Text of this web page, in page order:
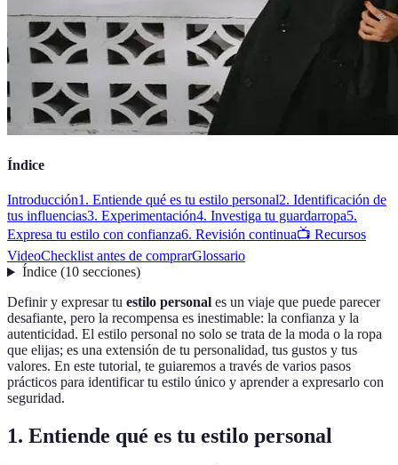
Índice
Introducción1. Entiende qué es tu estilo personal2. Identificación de
tus influencias3. Experimentación4. Investiga tu guardarropa5.
Expresa tu estilo con confianza6. Revisión continua📺 Recursos
VideoChecklist antes de comprarGlossario
Índice(10 secciones)
Definir y expresar tu estilo personal es un viaje que puede parecer
desafiante, pero la recompensa es inestimable: la confianza y la
autenticidad. El estilo personal no solo se trata de la moda o la ropa
que elijas; es una extensión de tu personalidad, tus gustos y tus
valores. En este tutorial, te guiaremos a través de varios pasos
prácticos para identificar tu estilo único y aprender a expresarlo con
seguridad.
1. Entiende qué es tu estilo personal